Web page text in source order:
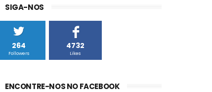
SIGA-NOS
264
Followers
4732
Likes
ENCONTRE-NOS NO FACEBOOK